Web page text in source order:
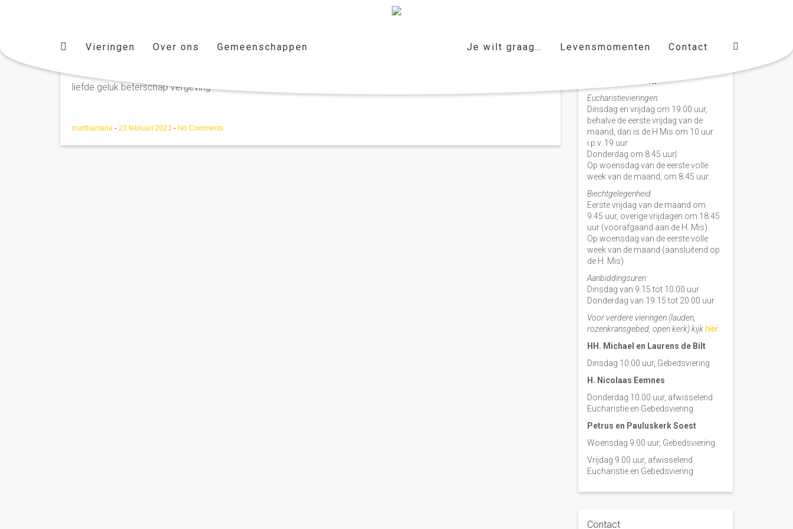
Vieringen Over ons Gemeenschappen Je wilt graag… Levensmomenten Contact
liefde geluk beterschap vergeving
marthamaria - 23 februari 2023 - No Comments
Vieringen door de week
H. Nicolaas Baarn
Eucharistievieringen:
Dinsdag en vrijdag om 19.00 uur,
behalve de eerste vrijdag van de
maand, dan is de H Mis om 10 uur
i.p.v. 19 uur
Donderdag om 8.45 uur|
Op woensdag van de eerste volle
week van de maand, om 8:45 uur.
Biechtgelegenheid
Eerste vrijdag van de maand om
9.45 uur, overige vrijdagen om 18.45
uur (voorafgaand aan de H. Mis).
Op woensdag van de eerste volle
week van de maand (aansluitend op
de H. Mis)
Aanbiddingsuren:
Dinsdag van 9.15 tot 10.00 uur
Donderdag van 19.15 tot 20.00 uur
Voor verdere vieringen (lauden,
rozenkransgebed, open kerk) kijkhier
HH. Michael en Laurens de Bilt
Dinsdag 10:00 uur, Gebedsviering
H. Nicolaas Eemnes
Donderdag 10.00 uur, afwisselend
Eucharistie en Gebedsviering
Petrus en Pauluskerk Soest
Woensdag 9.00 uur, Gebedsviering
Vrijdag 9.00 uur, afwisselend
Eucharistie en Gebedsviering
Contact